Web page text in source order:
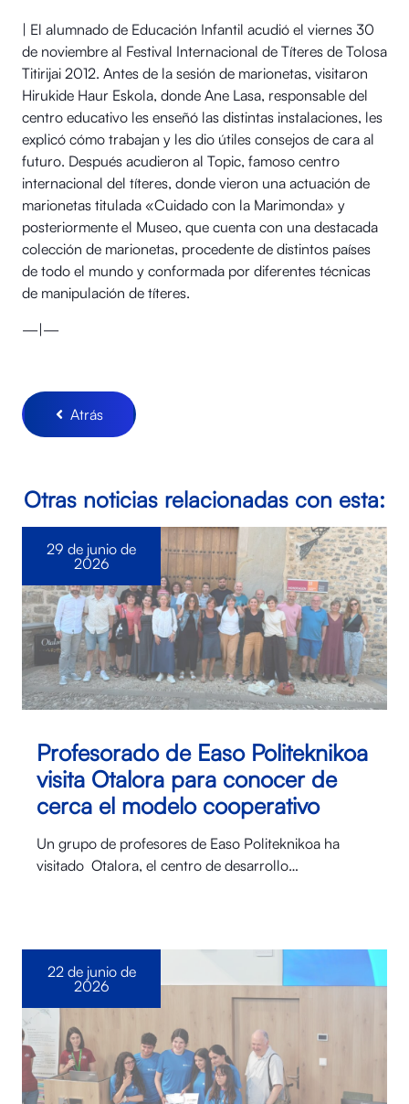
| El alumnado de Educación Infantil acudió el viernes 30
de noviembre al Festival Internacional de Títeres de Tolosa
Titirijai 2012. Antes de la sesión de marionetas, visitaron
Hirukide Haur Eskola, donde Ane Lasa, responsable del
centro educativo les enseñó las distintas instalaciones, les
explicó cómo trabajan y les dio útiles consejos de cara al
futuro. Después acudieron al Topic, famoso centro
internacional del títeres, donde vieron una actuación de
marionetas titulada «Cuidado con la Marimonda» y
posteriormente el Museo, que cuenta con una destacada
colección de marionetas, procedente de distintos países
de todo el mundo y conformada por diferentes técnicas
de manipulación de títeres.
—|—
Atrás
Otras noticias relacionadas con esta:
Profesorado de Easo Politeknikoa
visita Otalora para conocer de
cerca el modelo cooperativo
Un grupo de profesores de Easo Politeknikoa ha
visitado Otalora⁠, el centro de desarrollo…
29 de junio de
2026
22 de junio de
2026